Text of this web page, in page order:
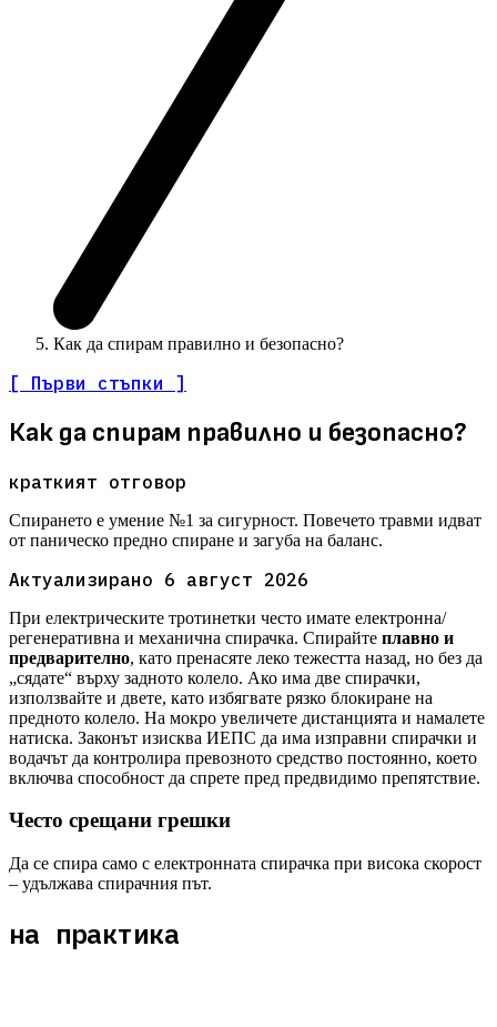
Как да спирам правилно и безопасно?
[ Първи стъпки ]
Как да спирам правилно и безопасно?
краткият отговор
Спирането е умение №1 за сигурност. Повечето травми идват
от паническо предно спиране и загуба на баланс.
Актуализирано 6 август 2026
При електрическите тротинетки често имате електронна/
регенеративна и механична спирачка. Спирайте плавно и
предварително, като пренасяте леко тежестта назад, но без да
„сядате“ върху задното колело. Ако има две спирачки,
използвайте и двете, като избягвате рязко блокиране на
предното колело. На мокро увеличете дистанцията и намалете
натиска. Законът изисква ИЕПС да има изправни спирачки и
водачът да контролира превозното средство постоянно, което
включва способност да спрете пред предвидимо препятствие.
Често срещани грешки
Да се спира само с електронната спирачка при висока скорост
– удължава спирачния път.
на практика